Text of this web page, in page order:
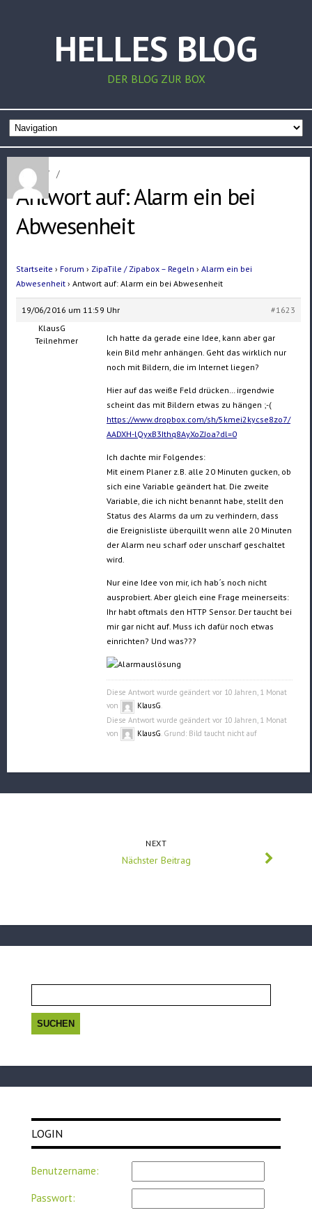
HELLES BLOG
DER BLOG ZUR BOX
Home / /
Antwort auf: Alarm ein bei
Abwesenheit
Startseite › Forum › ZipaTile / Zipabox – Regeln › Alarm ein bei
Abwesenheit › Antwort auf: Alarm ein bei Abwesenheit
19/06/2016 um 11:59 Uhr
#1623
KlausG
Teilnehmer
Ich hatte da gerade eine Idee, kann aber gar
kein Bild mehr anhängen. Geht das wirklich nur
noch mit Bildern, die im Internet liegen?
Hier auf das weiße Feld drücken… irgendwie
scheint das mit Bildern etwas zu hängen ;-(
https://www.dropbox.com/sh/5kmei2kycse8zo7/
AADXH-lQyxB3Ithq8AyXoZJoa?dl=0
Ich dachte mir Folgendes:
Mit einem Planer z.B. alle 20 Minuten gucken, ob
sich eine Variable geändert hat. Die zweite
Variable, die ich nicht benannt habe, stellt den
Status des Alarms da um zu verhindern, dass
die Ereignisliste überquillt wenn alle 20 Minuten
der Alarm neu scharf oder unscharf geschaltet
wird.
Nur eine Idee von mir, ich hab´s noch nicht
ausprobiert. Aber gleich eine Frage meinerseits:
Ihr habt oftmals den HTTP Sensor. Der taucht bei
mir gar nicht auf. Muss ich dafür noch etwas
einrichten? Und was???
Diese Antwort wurde geändert vor 10 Jahren, 1 Monat
von
KlausG.
Diese Antwort wurde geändert vor 10 Jahren, 1 Monat
von
KlausG . Grund: Bild taucht nicht auf
NEXT
Nächster Beitrag
LOGIN
Benutzername:
Passwort: